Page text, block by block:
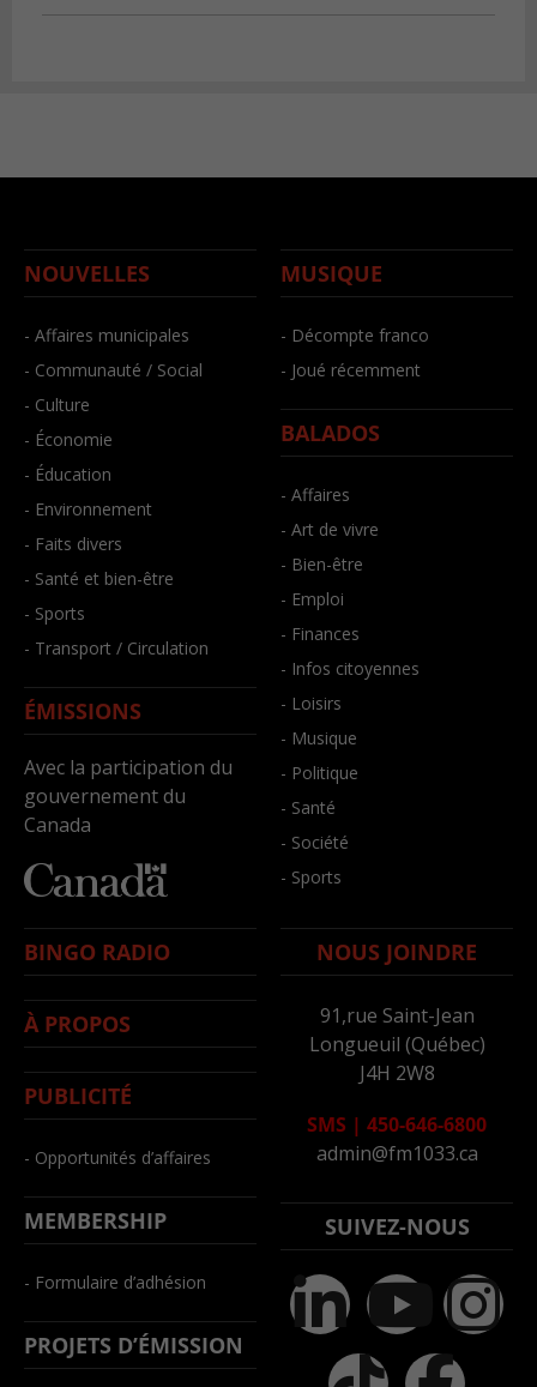
NOUVELLES
- Affaires municipales
- Communauté / Social
- Culture
- Économie
- Éducation
- Environnement
- Faits divers
- Santé et bien-être
- Sports
- Transport / Circulation
ÉMISSIONS
Avec la participation du
gouvernement du
Canada
MUSIQUE
- Décompte franco
- Joué récemment
BALADOS
- Affaires
- Art de vivre
- Bien-être
- Emploi
- Finances
- Infos citoyennes
- Loisirs
- Musique
- Politique
- Santé
- Société
- Sports
BINGO RADIO
À PROPOS
PUBLICITÉ
- Opportunités d’affaires
MEMBERSHIP
- Formulaire d’adhésion
PROJETS D’ÉMISSION
NOUS JOINDRE
91,rue Saint-Jean
Longueuil (Québec)
J4H 2W8
SMS | 450-646-6800
admin@fm1033.ca
SUIVEZ-NOUS